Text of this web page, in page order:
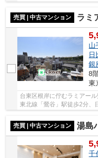
売買 | 中古マンション
ラミ
山
日
銀
8
東
台東区根岸に佇むラミアー
東北線「鶯谷」駅徒歩2分、
の「上野」駅までも徒歩17
売買 | 中古マンション
湯島
千